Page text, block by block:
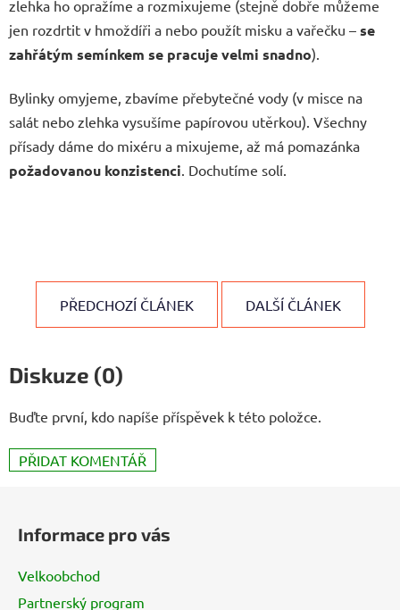
zlehka ho opražíme a rozmixujeme (stejně dobře můžeme
jen rozdrtit v hmoždíři a nebo použít misku a vařečku – se
zahřátým semínkem se pracuje velmi snadno).
Bylinky omyjeme, zbavíme přebytečné vody (v misce na
salát nebo zlehka vysušíme papírovou utěrkou). Všechny
přísady dáme do mixéru a mixujeme, až má pomazánka
požadovanou konzistenci . Dochutíme solí.
PŘEDCHOZÍ ČLÁNEK DALŠÍ ČLÁNEK
Diskuze (0)
Buďte první, kdo napíše příspěvek k této položce.
PŘIDAT KOMENTÁŘ
Informace pro vás
Velkoobchod
Partnerský program